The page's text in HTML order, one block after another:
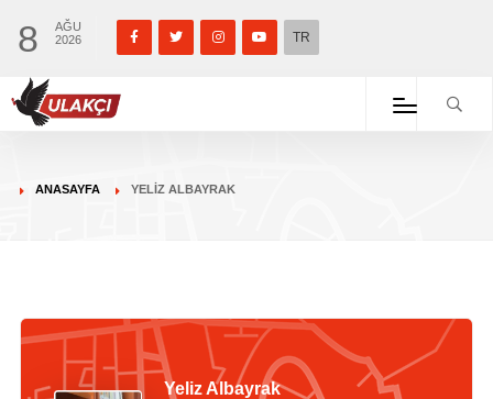
8
AĞU
2026
TR
ANASAYFA YELIZ ALBAYRAK
Yeliz Albayrak